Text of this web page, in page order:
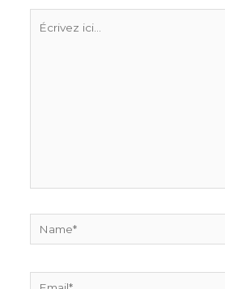
Email*